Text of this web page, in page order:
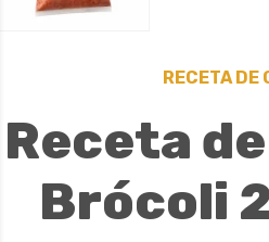
RECETA DE
Receta
Brócoli